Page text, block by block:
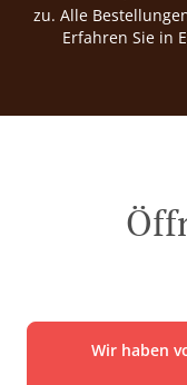
zu. Alle
Erfahren Sie in
Wir haben